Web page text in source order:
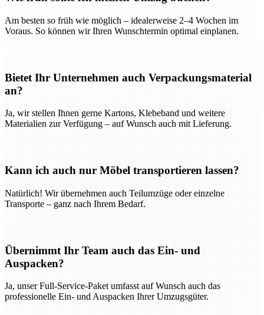
Am besten so früh wie möglich – idealerweise 2–4 Wochen im
Voraus. So können wir Ihren Wunschtermin optimal einplanen.
Bietet Ihr Unternehmen auch Verpackungsmaterial
an?
Ja, wir stellen Ihnen gerne Kartons, Klebeband und weitere
Materialien zur Verfügung – auf Wunsch auch mit Lieferung.
Kann ich auch nur Möbel transportieren lassen?
Natürlich! Wir übernehmen auch Teilumzüge oder einzelne
Transporte – ganz nach Ihrem Bedarf.
Übernimmt Ihr Team auch das Ein- und
Auspacken?
Ja, unser Full-Service-Paket umfasst auf Wunsch auch das
professionelle Ein- und Auspacken Ihrer Umzugsgüter.